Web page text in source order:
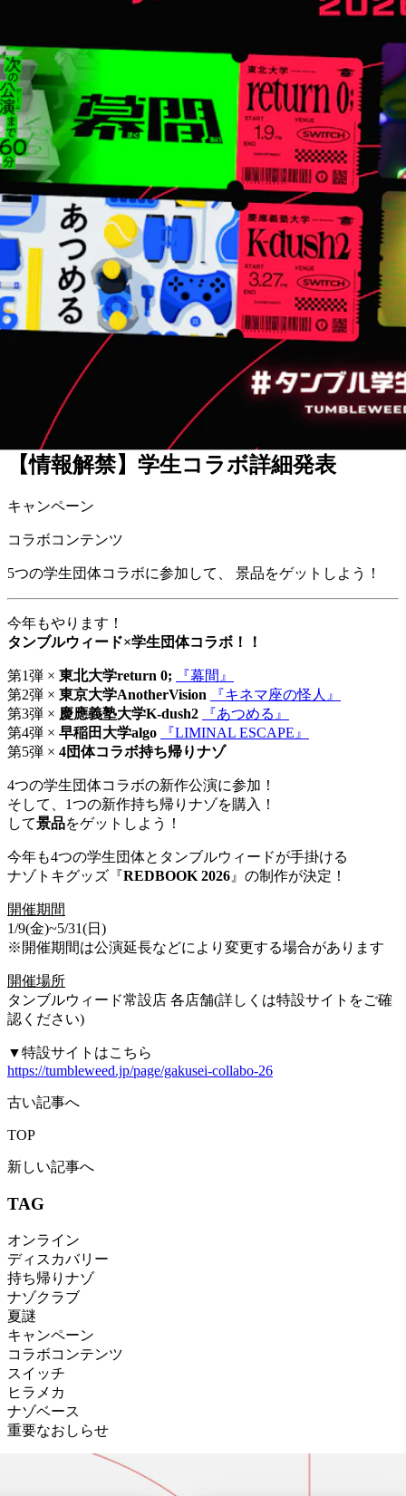
2026.01.16
【情報解禁】学生コラボ詳細発表
キャンペーン
コラボコンテンツ
5つの学生団体コラボに参加して、 景品をゲットしよう！
今年もやります！
タンブルウィード×学生団体コラボ！！
第1弾 × 東北大学return 0;
『幕間』
第2弾 × 東京大学AnotherVision
『キネマ座の怪人』
第3弾 × 慶應義塾大学K-dush2
『あつめる』
第4弾 × 早稲田大学algo
『LIMINAL ESCAPE』
第5弾 × 4団体コラボ持ち帰りナゾ
4つの学生団体コラボの新作公演に参加！
そして、1つの新作持ち帰りナゾを購入！
して景品をゲットしよう！
今年も4つの学生団体とタンブルウィードが手掛ける
ナゾトキグッズ『REDBOOK 2026 』の制作が決定！
開催期間
1/9(金)~5/31(日)
※開催期間は公演延長などにより変更する場合があります
開催場所
タンブルウィード常設店 各店舗(詳しくは特設サイトをご確
認ください)
▼特設サイトはこちら
https://tumbleweed.jp/page/gakusei-collabo-26
古い記事へ
TOP
新しい記事へ
TAG
オンライン
ディスカバリー
持ち帰りナゾ
ナゾクラブ
夏謎
キャンペーン
コラボコンテンツ
スイッチ
ヒラメカ
ナゾベース
重要なおしらせ